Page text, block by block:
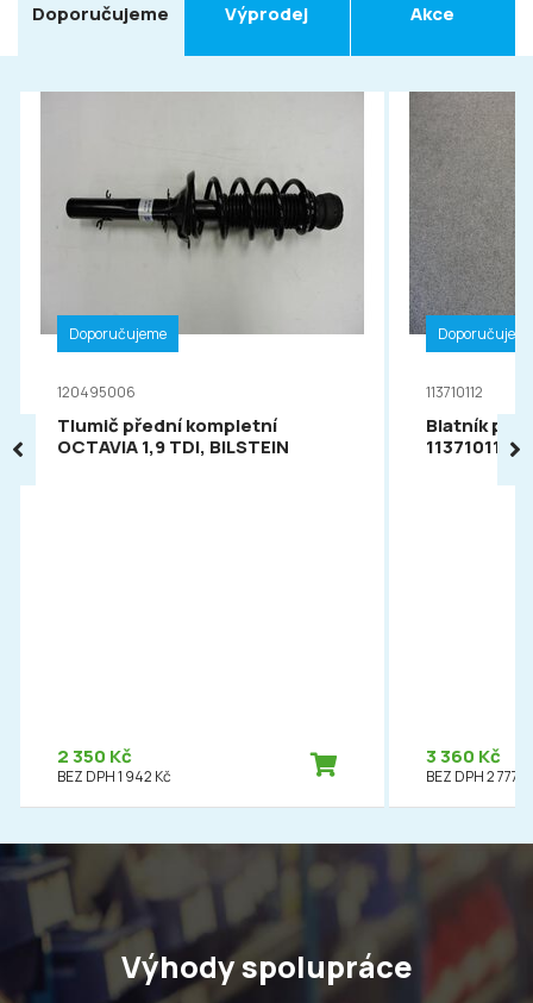
Doporučujeme Výprodej Akce
Doporučujeme
120495006
Tlumič přední kompletní
OCTAVIA 1,9 TDI, BILSTEIN
2 350 Kč
BEZ DPH 1 942 Kč
113710112
Blatník
113710112
3 360 Kč
BEZ DPH 2 777
Výhody spolupráce